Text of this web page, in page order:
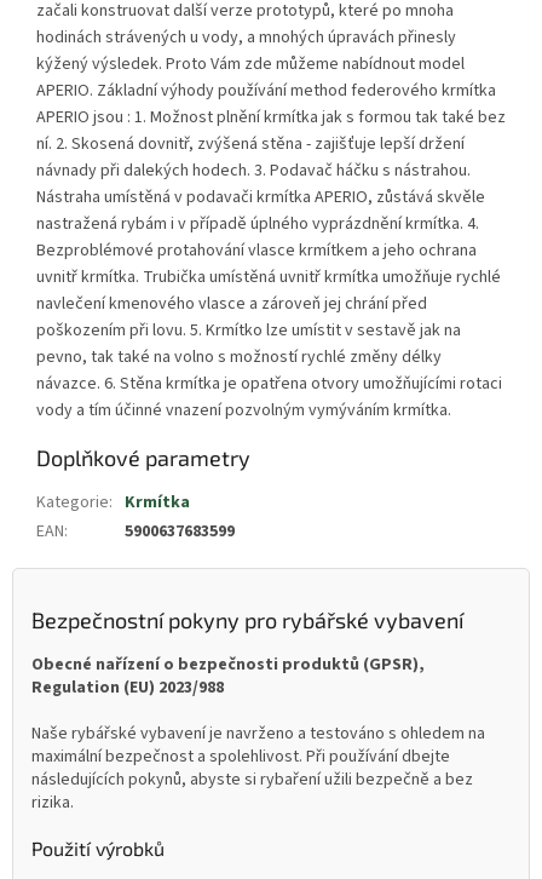
začali konstruovat další verze prototypů, které po mnoha
hodinách strávených u vody, a mnohých úpravách přinesly
kýžený výsledek. Proto Vám zde můžeme nabídnout model
APERIO. Základní výhody používání method federového krmítka
APERIO jsou : 1. Možnost plnění krmítka jak s formou tak také bez
ní. 2. Skosená dovnitř, zvýšená stěna - zajišťuje lepší držení
návnady při dalekých hodech. 3. Podavač háčku s nástrahou.
Nástraha umístěná v podavači krmítka APERIO, zůstává skvěle
nastražená rybám i v případě úplného vyprázdnění krmítka. 4.
Bezproblémové protahování vlasce krmítkem a jeho ochrana
uvnitř krmítka. Trubička umístěná uvnitř krmítka umožňuje rychlé
navlečení kmenového vlasce a zároveň jej chrání před
poškozením při lovu. 5. Krmítko lze umístit v sestavě jak na
pevno, tak také na volno s možností rychlé změny délky
návazce. 6. Stěna krmítka je opatřena otvory umožňujícími rotaci
vody a tím účinné vnazení pozvolným vymýváním krmítka.
Doplňkové parametry
Kategorie: Krmítka
EAN: 5900637683599
Bezpečnostní pokyny pro rybářské vybavení
Obecné nařízení o bezpečnosti produktů (GPSR),
Regulation (EU) 2023/988
Naše rybářské vybavení je navrženo a testováno s ohledem na
maximální bezpečnost a spolehlivost. Při používání dbejte
následujících pokynů, abyste si rybaření užili bezpečně a bez
rizika.
Použití výrobků